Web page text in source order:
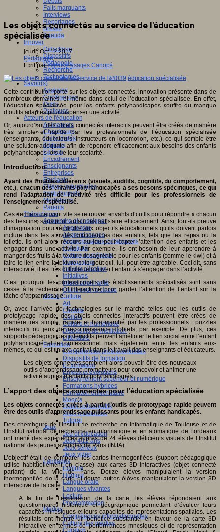
Faits marquants
Interviews
Reportages
Brèves
Agenda
Innover
Didactique
Dispositifs
Pédagogie
Recherche
Technologies
Savoir(s)
Analyses
Conférences
Outils
Pratiques
Acteurs de l'éducation
Animateurs
Chercheurs
Collectivités
Editeurs
EdTech
Encadrement
Enseignants
Entreprises
Etudiants
Filières industrielles
Institutionnels
Médiateurs
Parents
Thématiques
Apprendre et enseigner
Apprendre
Apprentissages
Apprentissages collaboratifs
Créativité
Culture numérique
Evaluations
Individualisation
Initiatives
Interdisciplinarité
Outils pour la classe
Arts et Culture
Art
Cinéma
Culture
Culture et numérique
Dispositifs de médiation
Littérature
Formation
Compétences professionnelles
Dispositifs de formation
E- formation
Enjeux et évolutions
Enseignement supérieur et numérique
Formations hybrides
Formation universitaire
Mooc’s
Outils collaboratifs
Sites ressources
Tutorat
Jeux
Jeu et éducation
Jeux 4/12 ans
Jeux sérieux
Jeux vidéo
Langages
Ecriture
Humour
Langue orale
Langues vivantes
Lecture
Programmation
Médias
Compétences informationnelles
Culture des médias
Curation
Les objets connectés au service de l'éducation
spécialisée
jeudi, Oct 12 2017
Pédagogie
Écrit parAgence usages Canopé
Cette contribution porte sur les objets connectés, innovation présente dans de
nombreux domaines, et même dans celui de l’éducation spécialisée. En effet,
l’éducation spécialisée pour les enfants polyhandicapés souffre du manque
d’outils adaptés pour dispenser une activité.
Or, aujourd’hui des objets connectés interactifs peuvent être créés de manière
très simple et rapide par les professionnels de l’éducation spécialisée
(enseignants, éducateurs, instructeurs en locomotion, etc.), ce qui semble être
une solution adéquate afin de répondre efficacement aux besoins des enfants
polyhandicapés lors de leur scolarité.
Introduction
Ayant des troubles différents (visuels, auditifs, cognitifs, du comportement,
etc.), chacun des enfants polyhandicapés a ses besoins spécifiques, ce qui
rend l’adaptation de l’activité très difficile pour les professionnels de
l’enseignement spécialisé.
Ces derniers peuvent vite se retrouver envahis d’outils pour répondre à chacun
des besoins, sans pour autant les satisfaire efficacement. Ainsi, font-ils preuve
d’imagination pour répondre aux objectifs éducationnels qu’ils doivent parfois
inclure dans les activités quotidiennes des enfants, tels que les repas ou la
toilette. Ils ont alors recours au jeu pour capter l’attention des enfants et les
engager dans une activité. Par exemple, ils ont besoin de leur apprendre à
manger des fruits à la texture désagréable pour les enfants (comme le kiwi) et à
faire le lien entre la texture et le goût qui, lui, peut être agréable. Ceci dit, sans
interactivité, il est très difficile de motiver l’enfant à s’engager dans l’activité.
C’est pourquoi les professionnels des établissements spécialisés sont sans
cesse à la recherche d’interactivité pour garder l’attention de l’enfant sur la
tâche d’apprentissage.
Or, avec l’arrivée de technologies sur le marché telles que les outils de
prototypage rapide, des objets connectés interactifs peuvent être créés de
manière très simple, rapide, et bon marché par les professionnels : puzzles
interactifs ou jeux de reconnaissance d’objets, par exemple. De plus, ces
supports pédagogiques interactifs peuvent améliorer le lien social entre l’enfant
polyhandicapé et le professionnel mais également entre les enfants eux-
mêmes, ce qui est un axe central dans le travail des enseignants et éducateurs.
Les objets connectés semblent alors pouvoir être des nouveaux
outils d’apprentissage prometteurs pour concevoir et animer une
activité auprès d’enfants polyhandicapés.
L’apport des objets connectés pour l’éducation spécialisée
Les objets connectés créés à partir d’outils de prototypage rapide peuvent
être des outils d’apprentissage puissants pour les enfants handicapés.
Des chercheurs de l’Institut de recherche en informatique de Toulouse et de
l’Institut national de recherche en informatique et en atomatique de Bordeaux
ont mené des expériences auprès de 24 élèves déficients visuels de l’Institut
national des jeunes aveugles de Paris (INJA).
L’objectif était de comparer les cartes thermogonflées (support pédagogique
utilisé habituellement en classe) aux cartes 3D interactives (objet connecté
parlant) de la ville de Paris. Douze élèves manipulaient la version
thermogonflée de la carte et douze autres élèves manipulaient la version 3D
interactive de la carte.
A la fin de l’exploration de la carte, les élèves répondaient aux
questionnaires historique et géographique permettant d’évaluer leurs
capacités mnésiques et leurs capacités de représentations spatiales. Les
résultats ont montré un bénéfice substantiel en faveur de la carte 3D
interactive en termes de performances mnésiques et de représentation